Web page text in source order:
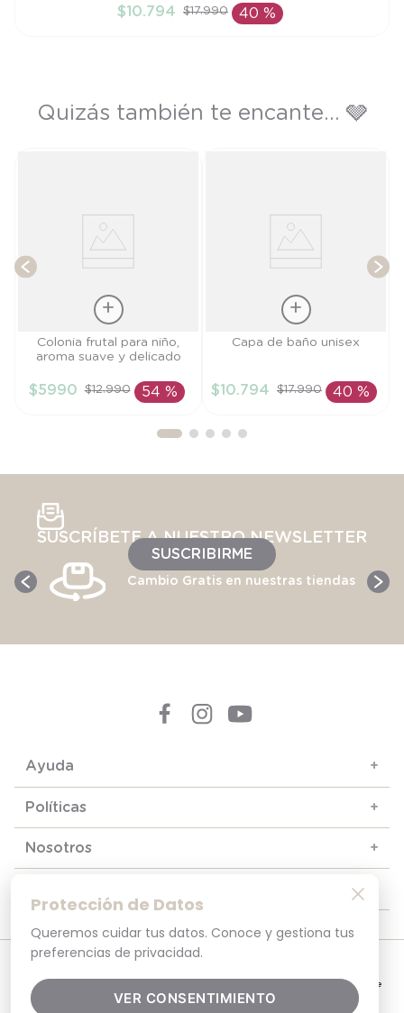
Protección de Datos
Queremos cuidar tus datos. Conoce y gestiona tus
preferencias de privacidad.
VER CONSENTIMIENTO
AÑADIR AL CARRITO
$10.794 $17.990 40 %
Quizás también te encante... 🩶
Talla
AÑADIR AL
Colonia frutal para niño,
aroma suave y delicado
$5990 $12.990 54 %
Talla
AÑADIR AL
Capa de baño unisex
$10.794 $17.990 40 %
SUSCRÍBETE A NUESTRO NEWSLETTER
SUSCRIBIRME
Cambio Gratis en nuestras tiendas
Ayuda +
Políticas +
Nosotros +
© 2025. Todos los derechos reservados
visitas sea la versión oficial. La dirección opaline.cl es la única del sitio oficial de
Opaline.Seguridad y Privacidad Garantizada SSL Secure GlobalSign. Comprar en
opaline.cl es 100% seguro.